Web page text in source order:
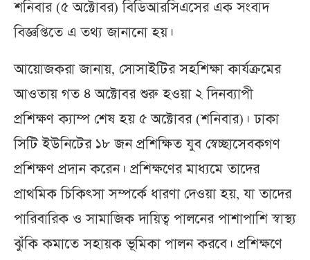
শনিবার (৫ অক্টোবর) বিডিআরসিএসের এক সংবাদ
বিজ্ঞপ্তিতে এ তথ্য জানানো হয়।
আয়োজকরা জানায়, সোসাইটির সহশিক্ষা কার্যক্রমের
আওতায় গত ৪ অক্টোবর শুরু হওয়া ২ দিনব্যাপী
প্রশিক্ষণ ক্যাম্প শেষ হয় ৫ অক্টোবর (শনিবার)। ঢাকা
সিটি ইউনিটের ১৮ জন প্রশিক্ষিত যুব স্বেচ্ছাসেবকগণ
প্রশিক্ষণ প্রদান করেন। প্রশিক্ষণের মাধ্যমে তাদের
প্রাথমিক চিকিৎসা সম্পর্কে ধারণা দেওয়া হয়, যা তাদের
পারিবারিক ও সামাজিক দায়িত্ব পালনের পাশাপাশি স্বাস্থ্য
ঝুঁকি কমাতে সহায়ক ভূমিকা পালন করবে। প্রশিক্ষণে